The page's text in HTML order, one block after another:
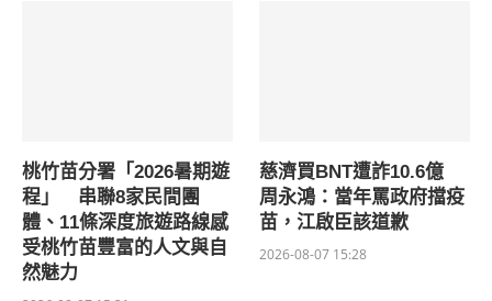
桃竹苗分署「2026暑期遊
程」 串聯8家民間團
體、11條深度旅遊路線感
受桃竹苗豐富的人文與自
然魅力
慈濟買BNT遭詐10.6億
周永鴻：當年罵政府擋疫
苗，江啟臣該道歉
2026-08-07 15:28